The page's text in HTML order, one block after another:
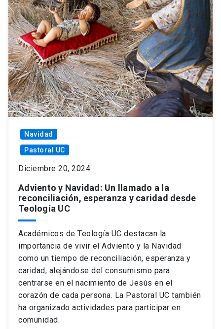
Navidad
Pastoral UC
Diciembre 20, 2024
Adviento y Navidad: Un llamado a la
reconciliación, esperanza y caridad desde
Teología UC
Académicos de Teología UC destacan la
importancia de vivir el Adviento y la Navidad
como un tiempo de reconciliación, esperanza y
caridad, alejándose del consumismo para
centrarse en el nacimiento de Jesús en el
corazón de cada persona. La Pastoral UC también
ha organizado actividades para participar en
comunidad.